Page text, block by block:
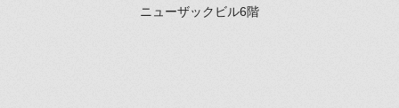
ニューザックビル6階